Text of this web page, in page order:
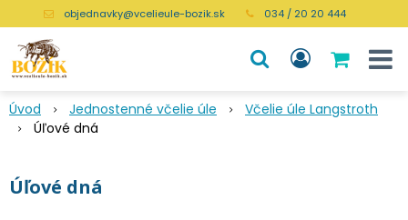
objednavky@vcelieule-bozik.sk 034 / 20 20 444
Úvod Jednostenné včelie úle
Včelie úle Langstroth
Úľové dná
Úľové dná